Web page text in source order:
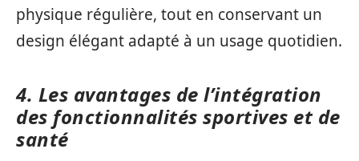
physique régulière, tout en conservant un
design élégant adapté à un usage quotidien.
4. Les avantages de l’intégration
des fonctionnalités sportives et de
santé